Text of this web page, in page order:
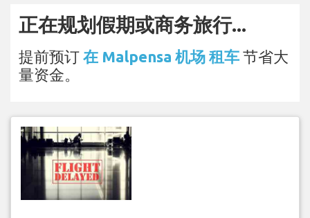
正在规划假期或商务旅行...
提前预订 在 Malpensa 机场 租车 节省大
量资金。